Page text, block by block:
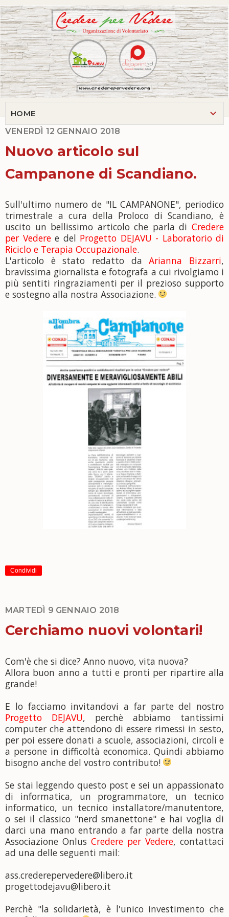
VENERDÌ 12 GENNAIO 2018
Nuovo articolo sul
Campanone di Scandiano.
Sull'ultimo numero de "IL CAMPANONE", periodico
trimestrale a cura della Proloco di Scandiano, è
uscito un bellissimo articolo che parla di Credere
per Vederee del Progetto DEJAVU - Laboratorio di
Riciclo e Terapia Occupazionale.
L'articolo è stato redatto daArianna Bizzarri,
bravissima giornalista e fotografa a cui rivolgiamo i
più sentiti ringraziamenti per il prezioso supporto
e sostegno alla nostra Associazione.
Condividi
MARTEDÌ 9 GENNAIO 2018
Cerchiamo nuovi volontari!
Com'è che si dice? Anno nuovo, vita nuova?
Allora buon anno a tutti e pronti per ripartire alla
grande!
E lo facciamo invitandovi a far parte del nostro
Progetto DEJAVU, perchè abbiamo tantissimi
computer che attendono di essere rimessi in sesto,
per poi essere donati a scuole, associazioni, circoli e
a persone in difficoltà economica. Quindi abbiamo
bisogno anche del vostro contributo!
Se stai leggendo questo post e sei un appassionato
di informatica, un programmatore, un tecnico
informatico, un tecnico installatore/manutentore,
o sei il classico "nerd smanettone" e hai voglia di
darci una mano entrando a far parte della nostra
Associazione Onlus Credere per Vedere, contattaci
ad una delle seguenti mail:
ass.crederepervedere@libero.it
progettodejavu@libero.it
Perchè "la solidarietà, è l'unico investimento che